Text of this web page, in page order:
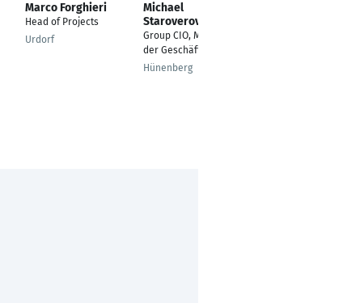
Marco Forghieri
Head of Projects
Urdorf
Michael
Staroverov
Group CIO, Mitglied
der Geschäftsleitung
Hünenberg